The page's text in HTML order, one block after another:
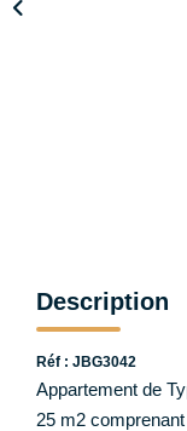
Description
Réf : JBG3042
Appartement de
25 m2